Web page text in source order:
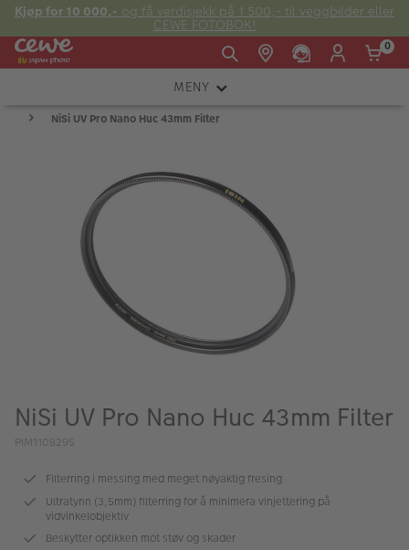
Kjøp for 10 000,- og få verdisjekk på 1 500,- til veggbilder eller
CEWE FOTOBOK!
Fre:
20:00
E-post:
kundeservice@japanphoto.no
0
MENY
KAMERA
FOTOTILBEHØR
LYS OG STUDIO
INSTANTFOTO
ALBUM
Merker
Lagersalg
NiSi UV Pro Nano Huc 43mm Filter
NiSi UV Pro Nano Huc 43mm Filter
PIM1108295
Filterring i messing med meget nøyaktig fresing
Ultratynn (3,5mm) filterring for å minimera vinjettering på
vidvinkelobjektiv
Beskytter optikken mot støv og skader